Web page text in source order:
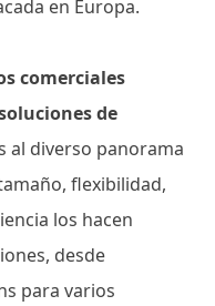
en Europa.
comerciales
de
al diverso panorama
flexibilidad,
los hacen
desde
para varios